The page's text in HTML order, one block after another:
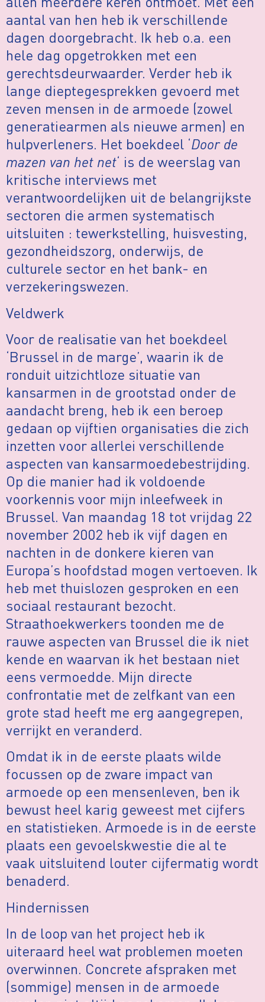
aantal van hen heb ik verschillende
dagen doorgebracht. Ik heb o.a. een
hele dag opgetrokken met een
gerechtsdeurwaarder. Verder heb ik
lange dieptegesprekken gevoerd met
zeven mensen in de armoede (zowel
generatiearmen als nieuwe armen) en
hulpverleners. Het boekdeel ‘Door de
mazen van het net‘ is de weerslag van
kritische interviews met
verantwoordelijken uit de belangrijkste
sectoren die armen systematisch
uitsluiten : tewerkstelling, huisvesting,
gezondheidszorg, onderwijs, de
culturele sector en het bank- en
verzekeringswezen.
Veldwerk
Voor de realisatie van het boekdeel
‘Brussel in de marge’, waarin ik de
ronduit uitzichtloze situatie van
kansarmen in de grootstad onder de
aandacht breng, heb ik een beroep
gedaan op vijftien organisaties die zich
inzetten voor allerlei verschillende
aspecten van kansarmoedebestrijding.
Op die manier had ik voldoende
voorkennis voor mijn inleefweek in
Brussel. Van maandag 18 tot vrijdag 22
november 2002 heb ik vijf dagen en
nachten in de donkere kieren van
Europa’s hoofdstad mogen vertoeven. Ik
heb met thuislozen gesproken en een
sociaal restaurant bezocht.
Straathoekwerkers toonden me de
rauwe aspecten van Brussel die ik niet
kende en waarvan ik het bestaan niet
eens vermoedde. Mijn directe
confrontatie met de zelfkant van een
grote stad heeft me erg aangegrepen,
verrijkt en veranderd.
Omdat ik in de eerste plaats wilde
focussen op de zware impact van
armoede op een mensenleven, ben ik
bewust heel karig geweest met cijfers
en statistieken. Armoede is in de eerste
plaats een gevoelskwestie die al te
vaak uitsluitend louter cijfermatig wordt
benaderd.
Hindernissen
In de loop van het project heb ik
uiteraard heel wat problemen moeten
overwinnen. Concrete afspraken met
(sommige) mensen in de armoede